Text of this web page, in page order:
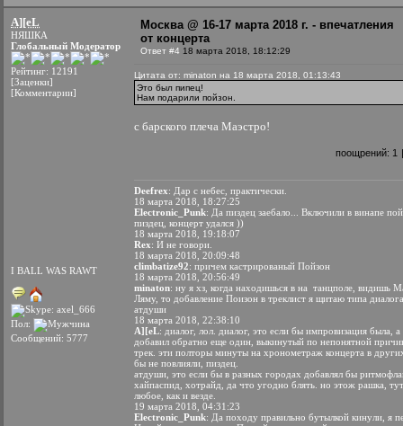
A][eL
НЯШКА
Глобальный Модератор
Рейтинг: 12191
[Заценки]
[Комментарии]
I BALL WAS RAWT
Пол:
Сообщений: 5777
Москва @ 16-17 марта 2018 г. - впечатления
от концерта
Ответ #4 18 марта 2018, 18:12:29
Цитата от: minaton на 18 марта 2018, 01:13:43
Это был пипец!
Нам подарили пойзон.
с барского плеча Маэстро!
поощрений: 1 |
Deefrex: Дар с небес, практически.
18 марта 2018, 18:27:25
Electronic_Punk: Да пиздец заебало... Включили в винапе
пиздец, концерт удался ))
18 марта 2018, 19:18:07
Rex: И не говори.
18 марта 2018, 20:09:48
climbatize92: причем кастрированый Пойзон
18 марта 2018, 20:56:49
minaton: ну я хз, когда находишься в на танцполе, видишь
Ляму, то добавление Поизон в треклист я щитаю типа
атдуши
18 марта 2018, 22:38:10
A][eL: диалог, лол. диалог, это если бы импровизация была,
добавил обратно еще один, выкинутый по непонятной
трек. эти полторы минуты на хронометраж концерта в
бы не повлияли, пиздец.
атдуши, это если бы в разных городах добавлял бы
хайпаспид, хотрайд, да что угодно блять. но этож рашка,
любое, как и везде.
19 марта 2018, 04:31:23
Electronic_Punk: Да походу правильно бутылкой кинули, я